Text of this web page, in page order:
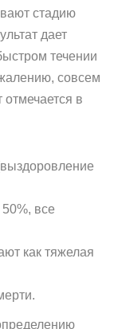
стадию
дает
течении
совсем
в
все
как тяжелая